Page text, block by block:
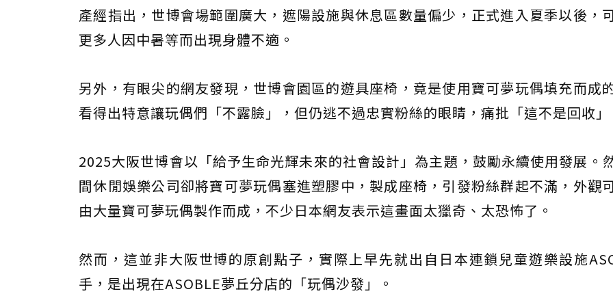
產經指出，世博會場範圍廣大，遮陽設施與休息區數量偏少，正式進入夏季以後，
更多人因中暑等而出現身體不適。
另外，有眼尖的網友發現，世博會園區的遊具座椅，竟是使用寶可夢玩偶填充而成
看得出特意讓玩偶們「不露臉」，但仍逃不過忠實粉絲的眼睛，痛批「這不是回收
2025大阪世博會以「給予生命光輝未來的社會設計」為主題，鼓勵永續使用發展。
間休閒娛樂公司卻將寶可夢玩偶塞進塑膠中，製成座椅，引發粉絲群起不滿，外觀
由大量寶可夢玩偶製作而成，不少日本網友表示這畫面太獵奇、太恐怖了。
然而，這並非大阪世博的原創點子，實際上早先就出自日本連鎖兒童遊樂設施
手，是出現在ASOBLE夢丘分店的「玩偶沙發」。